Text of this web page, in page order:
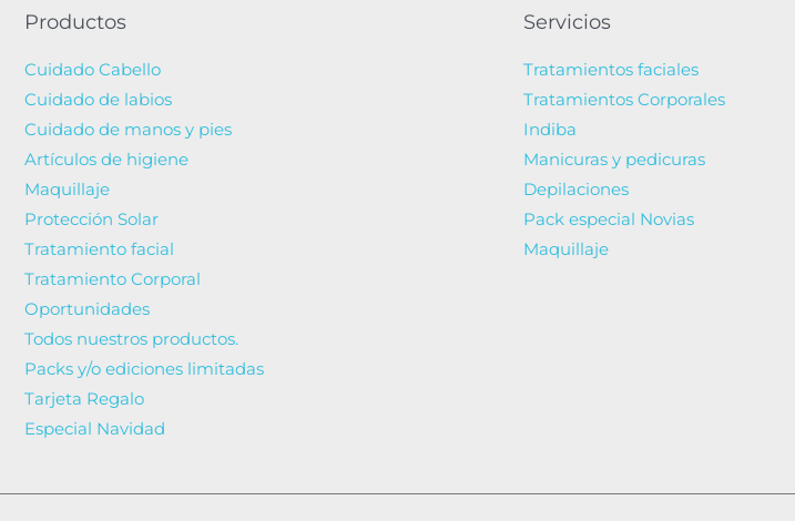
Productos
Cuidado Cabello
Cuidado de labios
Cuidado de manos y pies
Artículos de higiene
Maquillaje
Protección Solar
Tratamiento facial
Tratamiento Corporal
Oportunidades
Todos nuestros productos.
Packs y/o ediciones limitadas
Tarjeta Regalo
Especial Navidad
Servicios
Tratamientos faciales
Tratamientos Corporales
Indiba
Manicuras y pedicuras
Depilaciones
Pack especial Novias
Maquillaje